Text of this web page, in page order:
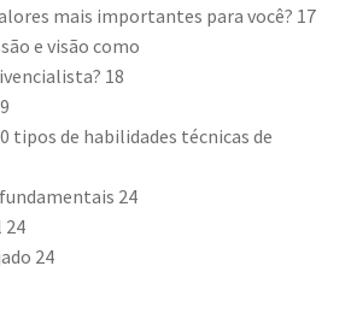
mais importantes para você? 17
e visão como
18
tipos de habilidades técnicas de
24
24
24